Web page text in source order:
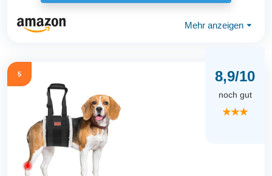
Mehr anzeigen ⏷
5 8,9/10
noch gut
★★★